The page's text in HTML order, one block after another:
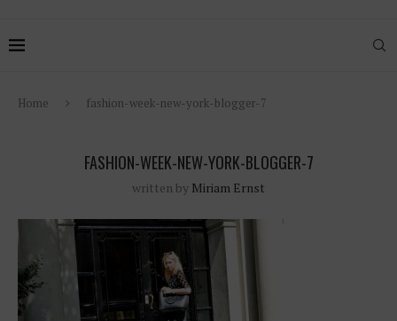
Home fashion-week-new-york-blogger-7
FASHION-WEEK-NEW-YORK-BLOGGER-7
written by Miriam Ernst